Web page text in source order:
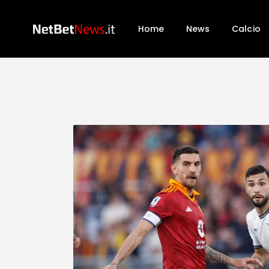
Home News Calcio